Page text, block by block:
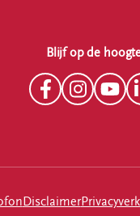
Blijf op de
Disclaimer